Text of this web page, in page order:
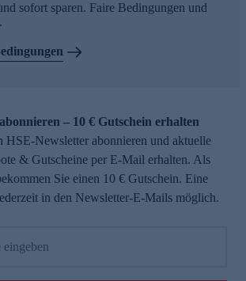
sofort sparen. Faire Bedingungen und
– 10 € Gutschein erhalten
HSE-Newsletter abonnieren und aktuelle
& Gutscheine per E-Mail erhalten. Als
Sie einen 10 € Gutschein. Eine
in den Newsletter-E-Mails möglich.